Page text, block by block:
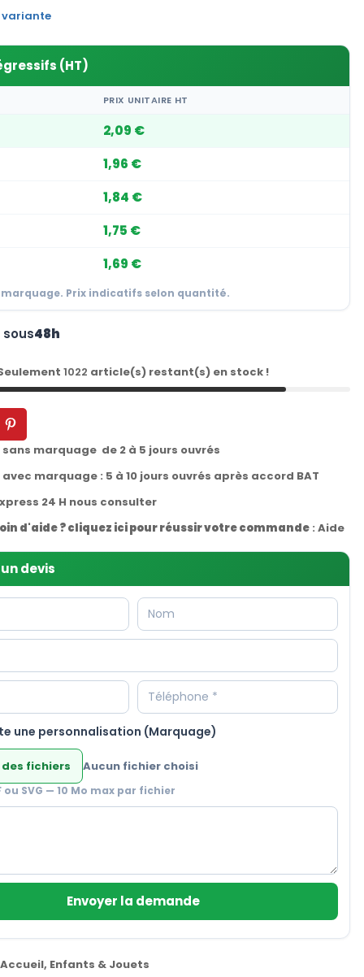
variante
(HT)
PRIX UNITAIRE HT
2,09 €
1,96 €
1,84 €
1,75 €
1,69 €
marquage. Prix indicatifs selon quantité.
48h
1022 article(s) restant(s) en stock !
marquage de 2 à 5 jours ouvrés
marquage : 5 à 10 jours ouvrés après accord BAT
24 H nous consulter
d'aide ? cliquez ici pour réussir votre commande: Aide
devis
une personnalisation (Marquage)
fichiers Aucun fichier choisi
ou SVG — 10 Mo max par fichier
Envoyer la demande
Accueil, Enfants & Jouets